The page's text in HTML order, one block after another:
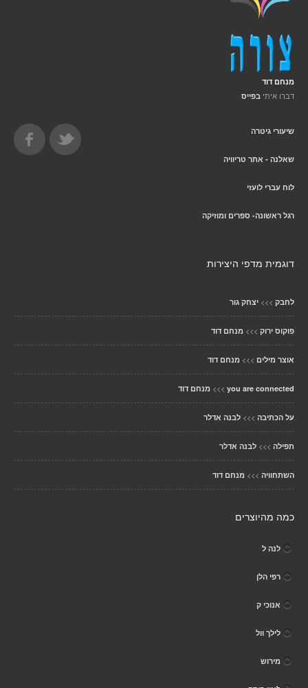
מנחם דוד
דברו איתי בפייס
שיעורי גיטרה
שאלנה - אתר טריוויה
לוח עברי לועזי
רגל ראשונה- ספרים ומוזיקה
דוגמית מדפי היצירות
לחבק >>> יצחק גור
פוקוס ירוק >>> מנחם דוד
אוצר מילים >>> מנחם דוד
you are connected
>>> מנחם דוד
על הכתיבה >>> לבנה אדלר
תפילה >>> לבנה אדלר
השתחוויה >>> מנחם דוד
כמה מהיוצרים
לנה ל
רפי הלן
אנוכי ק
לילך וול
מירוש